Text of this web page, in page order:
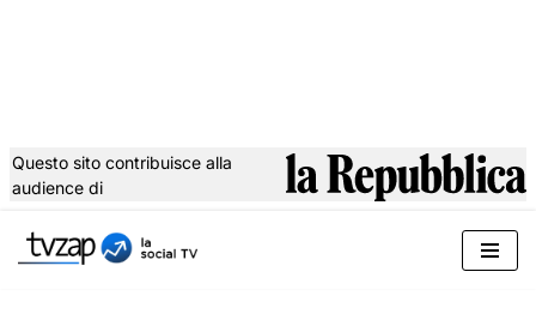
al
Questo sito contribuisce alla
audience di